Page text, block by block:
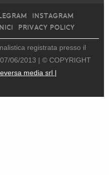
INSTAGRAM
PRIVACY POLICY
registrata presso il
06/2013 | © COPYRIGHT
media srl |